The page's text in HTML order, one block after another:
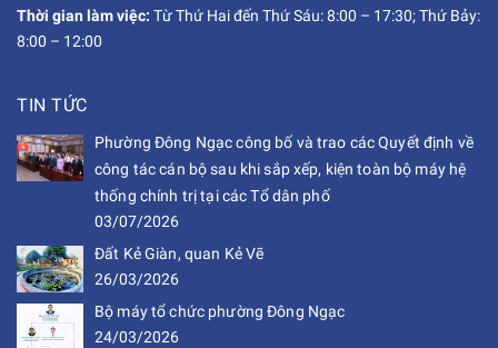
Thời gian làm việc: Từ Thứ Hai đến Thứ Sáu: 8:00 – 17:30; Thứ Bảy:
8:00 – 12:00
TIN TỨC
Phường Đông Ngạc công bố và trao các Quyết định về
công tác cán bộ sau khi sắp xếp, kiện toàn bộ máy hệ
thống chính trị tại các Tổ dân phố
03/07/2026
Đất Kẻ Giàn, quan Kẻ Vẽ
26/03/2026
Bộ máy tổ chức phường Đông Ngạc
24/03/2026